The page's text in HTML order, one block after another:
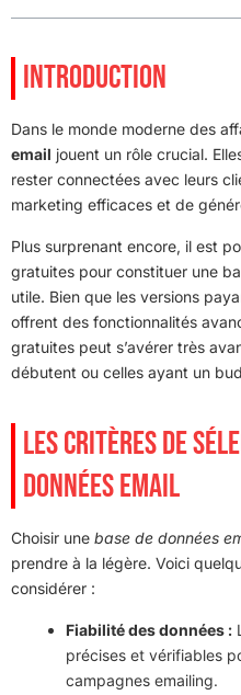
INTRODUCTION
Dans le monde moderne des
email jouent un rôle crucial.
rester connectées avec leurs
marketing efficaces et de
Plus surprenant encore, il est
gratuites pour constituer une
utile. Bien que les versions
offrent des fonctionnalités
gratuites peut s’avérer très
débutent ou celles ayant un
LES CRITÈRES DE
DONNÉES EMAIL
Choisir une base de données
prendre à la légère. Voici
considérer :
Fiabilité des données :
précises et vérifiables
campagnes emailing.